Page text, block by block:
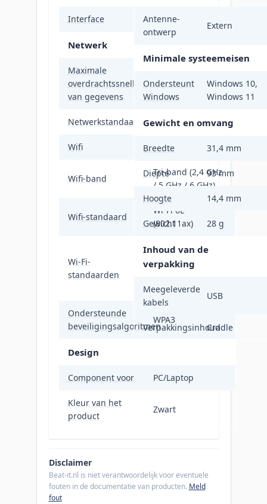
Interface WLAN
Netwerk
Maximale
overdrachtssnelheid
van gegevens
1200 Mbit/s
Netwerkstandaard IEEE 802.11ax
Wifi Ja
Wifi-band
Tri-band (2,4 GHz
/ 5 GHz / 6 GHz)
Wifi-standaard
Wi-Fi 6E
(802.11ax)
Wi-Fi-
standaarden
802.11a, 802.11b,
802.11g, Wi-Fi 4
(802.11ac)
Ondersteunde
beveiligingsalgoritmen
WPA3
Design
Component voor PC/Laptop
Kleur van het
product
Zwart
Antenne-
ontwerp
Extern
Minimale systeemeisen
Ondersteunt
Windows
Windows 10,
Windows 11
Gewicht en omvang
Breedte 31,4 mm
Diepte 93 mm
Hoogte 14,4 mm
Gewicht 28 g
Inhoud van de
verpakking
Meegeleverde
kabels
USB
VerpakkingsinhoudCradle
Disclaimer
Beat-it.nl is niet verantwoordelijk voor eventuele
fouten in de documentatie van producten. Meld
fout